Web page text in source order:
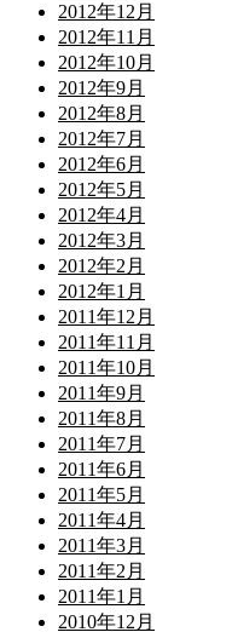
2012年12月
2012年11月
2012年10月
2012年9月
2012年8月
2012年7月
2012年6月
2012年5月
2012年4月
2012年3月
2012年2月
2012年1月
2011年12月
2011年11月
2011年10月
2011年9月
2011年8月
2011年7月
2011年6月
2011年5月
2011年4月
2011年3月
2011年2月
2011年1月
2010年12月